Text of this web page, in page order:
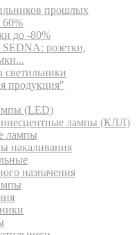
прошлых
60%
до -80%
розетки,
светильники
продукция"
(LED)
лампы (КЛЛ)
лампы
накаливания
назначения